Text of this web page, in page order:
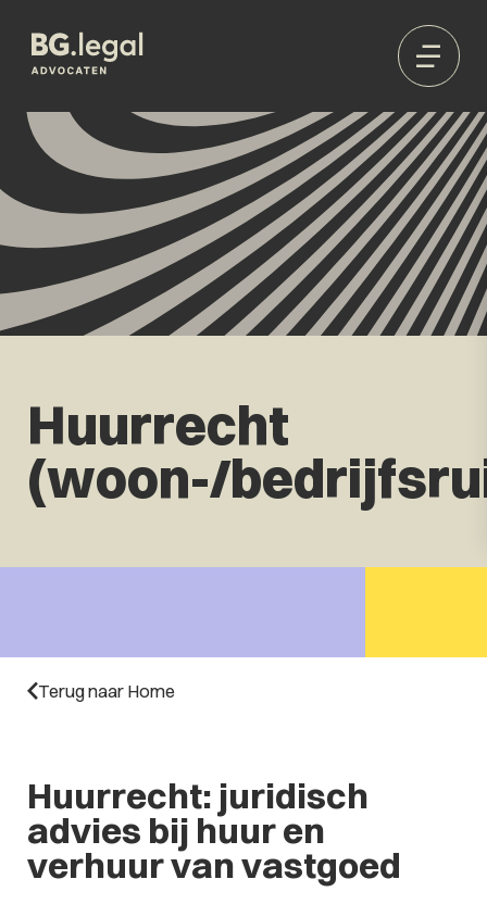
Huurrecht
(woon-/
Terug naar Home
Huurrecht: juridisch
advies bij huur en
verhuur van vastgoed